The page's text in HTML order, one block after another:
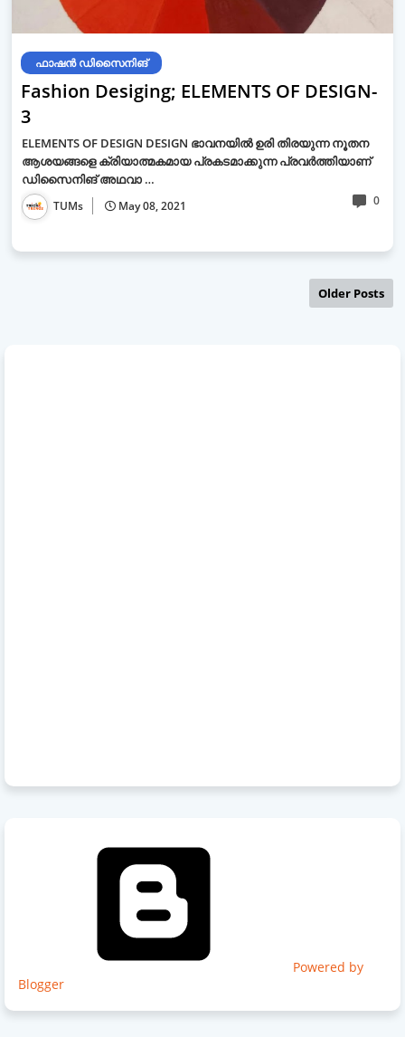
ഫാഷന്‍ ഡിസൈനിങ്‌
Fashion Desiging; ELEMENTS OF DESIGN-
3
ELEMENTS OF DESIGN DESIGN ഭാവനയിൽ ഉരി തിരയുന്ന നൂതന
ആശയങ്ങളെ ക്രിയാത്മകമായ പ്രകടമാക്കുന്ന പ്രവർത്തിയാണ്
ഡിസൈനിങ് അഥവാ …
TUMs May 08, 2021 0
Older Posts
Powered by
Blogger